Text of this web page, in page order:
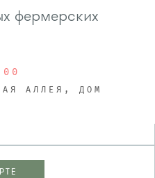
фермерских
АЛЛЕЯ, ДОМ